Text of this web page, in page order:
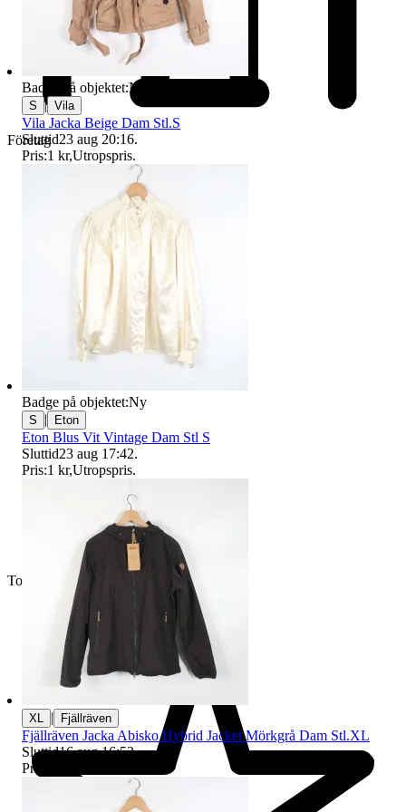
Företag
Toppsäljare
Badge på objektet:Ny
S | Vila
Vila Jacka Beige Dam Stl.S
Sluttid23 aug 20:16.
Pris:1 kr,Utropspris.
Badge på objektet:Ny
S | Eton
Eton Blus Vit Vintage Dam Stl S
Sluttid23 aug 17:42.
Pris:1 kr,Utropspris.
XL | Fjällräven
Fjällräven Jacka Abisko Hybrid Jacket Mörkgrå Dam Stl.XL
Sluttid16 aug 16:53.
Pris: